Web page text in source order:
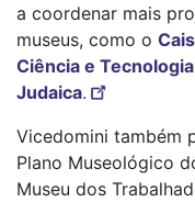
a coordenar mais
museus, como o
Ciência e Tecnologia
Judaica.
Vicedomini também
Plano Museológico
Museu dos